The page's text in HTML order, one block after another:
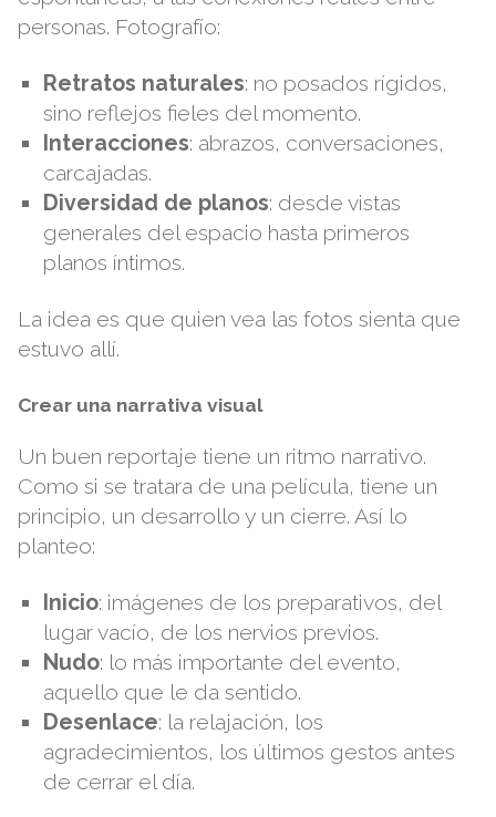
personas. Fotografío:
Retratos naturales: no posados rígidos,
sino reflejos fieles del momento.
Interacciones: abrazos, conversaciones,
carcajadas.
Diversidad de planos: desde vistas
generales del espacio hasta primeros
planos íntimos.
La idea es que quien vea las fotos sienta que
estuvo allí.
Crear una narrativa visual
Un buen reportaje tiene un ritmo narrativo.
Como si se tratara de una película, tiene un
principio, un desarrollo y un cierre. Así lo
planteo:
Inicio: imágenes de los preparativos, del
lugar vacío, de los nervios previos.
Nudo: lo más importante del evento,
aquello que le da sentido.
Desenlace: la relajación, los
agradecimientos, los últimos gestos antes
de cerrar el día.